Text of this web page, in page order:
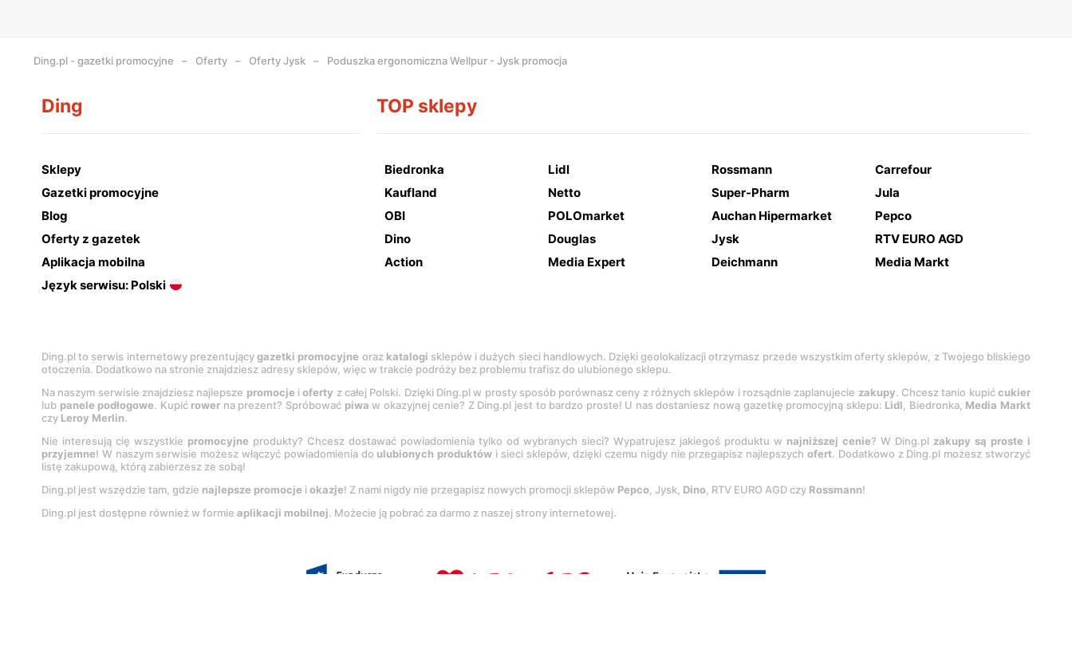
Ding.pl - gazetki promocyjne Oferty Oferty Jysk Poduszka ergonomiczna Wellpur - Jysk promocja
Ding
Sklepy
Gazetki promocyjne
Blog
Oferty z gazetek
Aplikacja mobilna
Język serwisu: Polski
TOP sklepy
Biedronka Lidl Rossmann
Carrefour
Kaufland
Netto Super-Pharm
Jula
OBI
POLOmarket Auchan Hipermarket
Pepco
Dino
Douglas Jysk
RTV EURO AGD
Action
Media Expert Deichmann Media Markt
Ding.pl to serwis internetowy prezentującygazetki promocyjne oraz katalogi sklepów i dużych sieci handlowych. Dzięki geolokalizacji otrzymasz przede wszystkim oferty sklepów, z Twojego bliskiego
otoczenia. Dodatkowo na stronie znajdziesz adresy sklepów, więc w trakcie podróży bez problemu trafisz do ulubionego sklepu.
Na naszym serwisie znajdziesz najlepsze promocje ioferty z całej Polski. Dzięki Ding.pl w prosty sposób porównasz ceny z różnych sklepów i rozsądnie zaplanujecie zakupy. Chcesz tanio kupićcukier
lub panele podłogowe. Kupić rower na prezent? Spróbować piwa w okazyjnej cenie? Z Ding.pl jest to bardzo proste! U nas dostaniesz nową gazetkę promocyjną sklepu: Lidl, Biedronka, Media Markt
czy Leroy Merlin.
Nie interesują cię wszystkie promocyjne produkty? Chcesz dostawać powiadomienia tylko od wybranych sieci? Wypatrujesz jakiegoś produktu w najniższej cenie? W Ding.pl zakupy są proste i
przyjemne! W naszym serwisie możesz włączyć powiadomienia do ulubionych produktów i sieci sklepów, dzięki czemu nigdy nie przegapisz najlepszychofert. Dodatkowo z Ding.pl możesz stworzyć
listę zakupową, którą zabierzesz ze sobą!
Ding.pl jest wszędzie tam, gdzie najlepsze promocje i okazje! Z nami nigdy nie przegapisz nowych promocji sklepów Pepco, Jysk, Dino, RTV EURO AGD czy Rossmann!
Ding.pl jest dostępne również w formie aplikacji mobilnej. Możecie ją pobrać za darmo z naszej strony internetowej.